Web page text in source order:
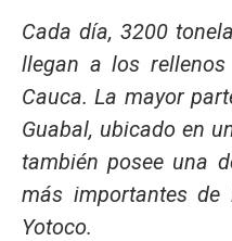
Cada día, 3200
llegan a los
Cauca. La mayor
Guabal, ubicado en
también posee una
más importantes
Yotoco.